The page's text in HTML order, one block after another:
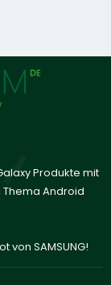
Produkte mit
Android
von SAMSUNG!